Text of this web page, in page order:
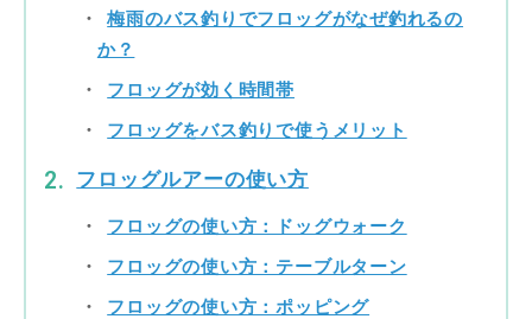
梅雨のバス釣りでフロッグがなぜ釣れるの
か？
フロッグが効く時間帯
フロッグをバス釣りで使うメリット
フロッグルアーの使い方
フロッグの使い方：ドッグウォーク
フロッグの使い方：テーブルターン
フロッグの使い方：ポッピング